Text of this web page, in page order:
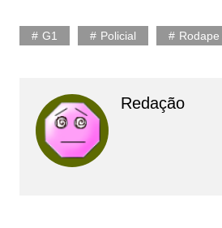
G1 Policial Rodape
Redação